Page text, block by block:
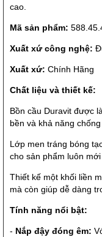
cao.
Mã sản phẩm:
Xuất xứ công nghệ:
Xuất xứ: Chính Hãng
Chất liệu và thiết kế:
Bồn cầu Duravit được
bền và khả năng
Lớp men tráng bóng
cho sản phẩm luôn
Thiết kế một khối liền
mà còn giúp dễ dàng
Tính năng nổi bật:
- Nắp đậy đóng êm: